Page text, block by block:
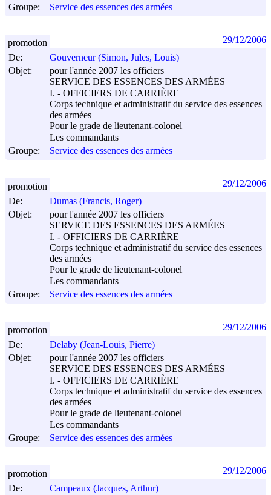
Groupe:
Service des essences des armées
De:
Gouverneur (Simon, Jules, Louis)
Objet:
pour l'année 2007 les officiers
SERVICE DES ESSENCES DES ARMÉES
I. - OFFICIERS DE CARRIÈRE
Corps technique et administratif du service des essences
des armées
Pour le grade de lieutenant-colonel
Les commandants
Groupe:
Service des essences des armées
promotion 29/12/2006
De:
Dumas (Francis, Roger)
Objet:
pour l'année 2007 les officiers
SERVICE DES ESSENCES DES ARMÉES
I. - OFFICIERS DE CARRIÈRE
Corps technique et administratif du service des essences
des armées
Pour le grade de lieutenant-colonel
Les commandants
Groupe:
Service des essences des armées
promotion 29/12/2006
De:
Delaby (Jean-Louis, Pierre)
Objet:
pour l'année 2007 les officiers
SERVICE DES ESSENCES DES ARMÉES
I. - OFFICIERS DE CARRIÈRE
Corps technique et administratif du service des essences
des armées
Pour le grade de lieutenant-colonel
Les commandants
Groupe:
Service des essences des armées
promotion 29/12/2006
De:
Campeaux (Jacques, Arthur)
promotion 29/12/2006